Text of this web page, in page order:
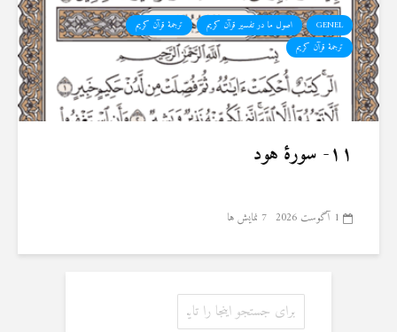
GENEL اصول ما در تفسیر قرآن کریم
ترجمهٔ قرآن کریم
ترجمۀ قرآن کریم
۱۱- سورهٔ هود
1 آگوست 2026 7 نمایش ها